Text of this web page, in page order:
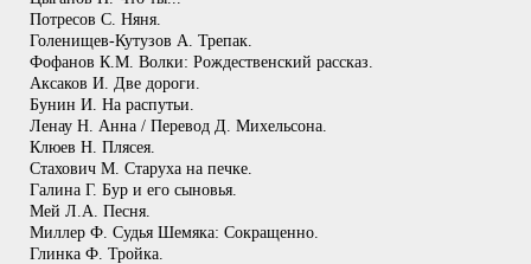
Потресов С. Няня.
Голенищев-Кутузов А. Трепак.
Фофанов К.М. Волки: Рождественский рассказ.
Аксаков И. Две дороги.
Бунин И. На распутьи.
Ленау Н. Анна / Перевод Д. Михельсона.
Клюев Н. Плясея.
Стахович М. Старуха на печке.
Галина Г. Бур и его сыновья.
Мей Л.А. Песня.
Миллер Ф. Судья Шемяка: Сокращенно.
Глинка Ф. Тройка.